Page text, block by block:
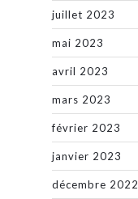
juillet 2023
mai 2023
avril 2023
mars 2023
février 2023
janvier 2023
décembre 2022